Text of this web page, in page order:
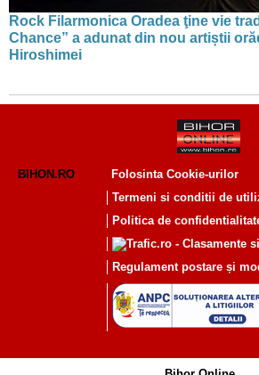
Rock Filarmonica Oradea ţine vie
Chance” a adunat din nou artiștii
Hiroshimei
BIHON.RO
Folosinta Cookie-urilor
Termeni si conditii de
Politica de
Regulament postare și